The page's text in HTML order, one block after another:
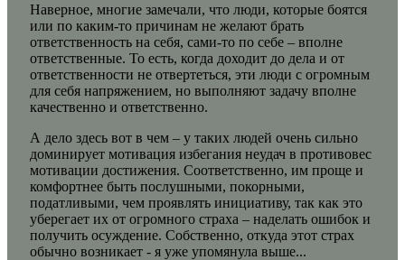
Наверное, многие замечали, что люди, которые боятся
или по каким-то причинам не желают брать
ответственность на себя, сами-то по себе – вполне
ответственные. То есть, когда доходит до дела и от
ответственности не отвертеться, эти люди с огромным
для себя напряжением, но выполняют задачу вполне
качественно и ответственно.
А дело здесь вот в чем – у таких людей очень сильно
доминирует мотивация избегания неудач в противовес
мотивации достижения. Соответственно, им проще и
комфортнее быть послушными, покорными,
податливыми, чем проявлять инициативу, так как это
уберегает их от огромного страха – наделать ошибок и
получить осуждение. Собственно, откуда этот страх
обычно возникает - я уже упомянула выше...